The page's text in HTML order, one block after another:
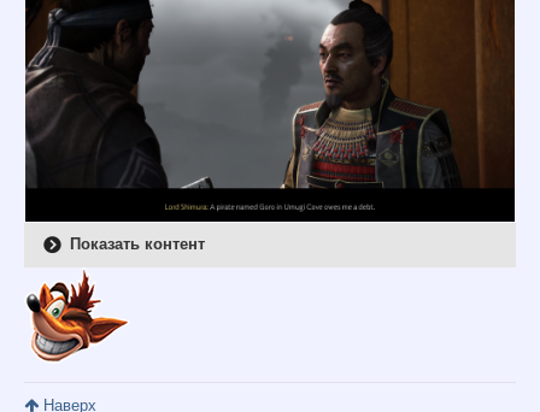
Показать контент
Наверх